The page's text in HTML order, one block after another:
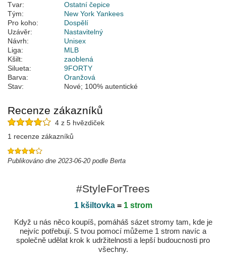
Tvar:
Ostatní čepice
Tým:
New York Yankees
Pro koho:
Dospělí
Uzávěr:
Nastavitelný
Návrh:
Unisex
Liga:
MLB
Kšilt:
zaoblená
Silueta:
9FORTY
Barva:
Oranžová
Stav:
Nové; 100% autentické
Recenze zákazníků
4 z 5 hvězdiček
1 recenze zákazníků
Publikováno dne 2023-06-20 podle Berta
#StyleForTrees
1 kšiltovka= 1 strom
Když u nás něco koupíš, pomáháš sázet stromy tam, kde je
nejvíc potřebují. S tvou pomocí můžeme 1 strom navíc a
společně udělat krok k udržitelnosti a lepší budoucnosti pro
všechny.